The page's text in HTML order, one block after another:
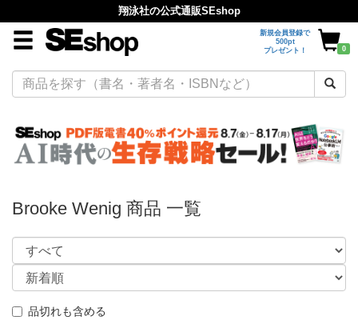
翔泳社の公式通販SEshop
新規会員登録で
500pt
プレゼント！
0
Brooke Wenig 商品 一覧
品切れも含める